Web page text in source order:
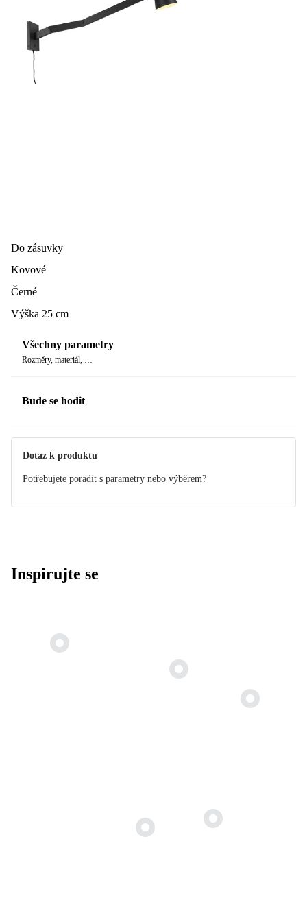
Do zásuvky
Kovové
Černé
Výška 25 cm
Všechny parametry
Rozměry, materiál, …
Bude se hodit
Dotaz k produktu
Potřebujete poradit s parametry nebo výběrem?
Inspirujte se